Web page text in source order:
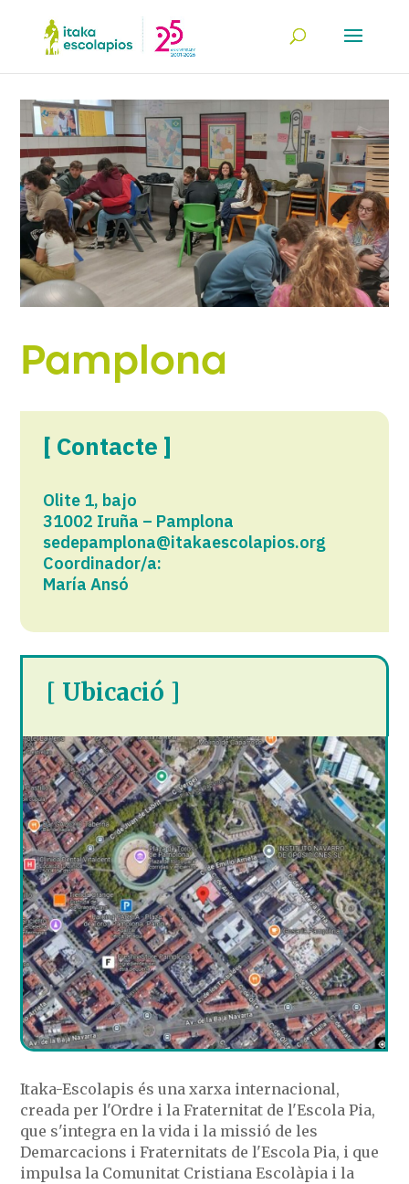
Pamplona
[ Contacte ]
Olite 1, bajo
31002 Iruña – Pamplona
sedepamplona@itakaescolapios.org
Coordinador/a:
María Ansó
[ Ubicació ]
Itaka-Escolapis és una xarxa internacional,
creada per l'Ordre i la Fraternitat de l'Escola Pia,
que s'integra en la vida i la missió de les
Demarcacions i Fraternitats de l'Escola Pia, i que
impulsa la Comunitat Cristiana Escolàpia i la